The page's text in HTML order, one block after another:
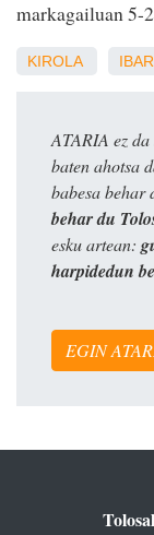
markagailuan 5-
KIROLA
ATARIA ez
baten ahotsa
babesa behar
behar du
esku artean:
harpidedun
EGIN